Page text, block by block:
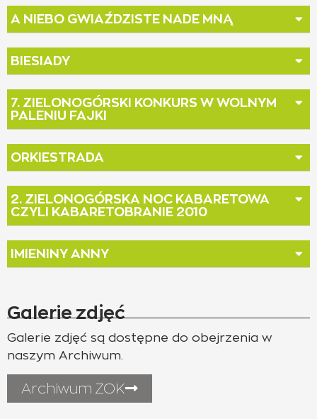
A NIEBO GWIAŹDZISTE NADE MNĄ
BIESIADY
7. ZIELONOGÓRSKI KONKURS W WOLNYM
PALENIU FAJKI
ORKIESTRADA
2. ZIELONOGÓRSKA NOC KABARETOWA
CZYLI KABARETOBRANIE 2010
IMIENINY ANNY
Galerie zdjęć
Galerie zdjęć są dostępne do obejrzenia w
naszym Archiwum.
Archiwum ZOK